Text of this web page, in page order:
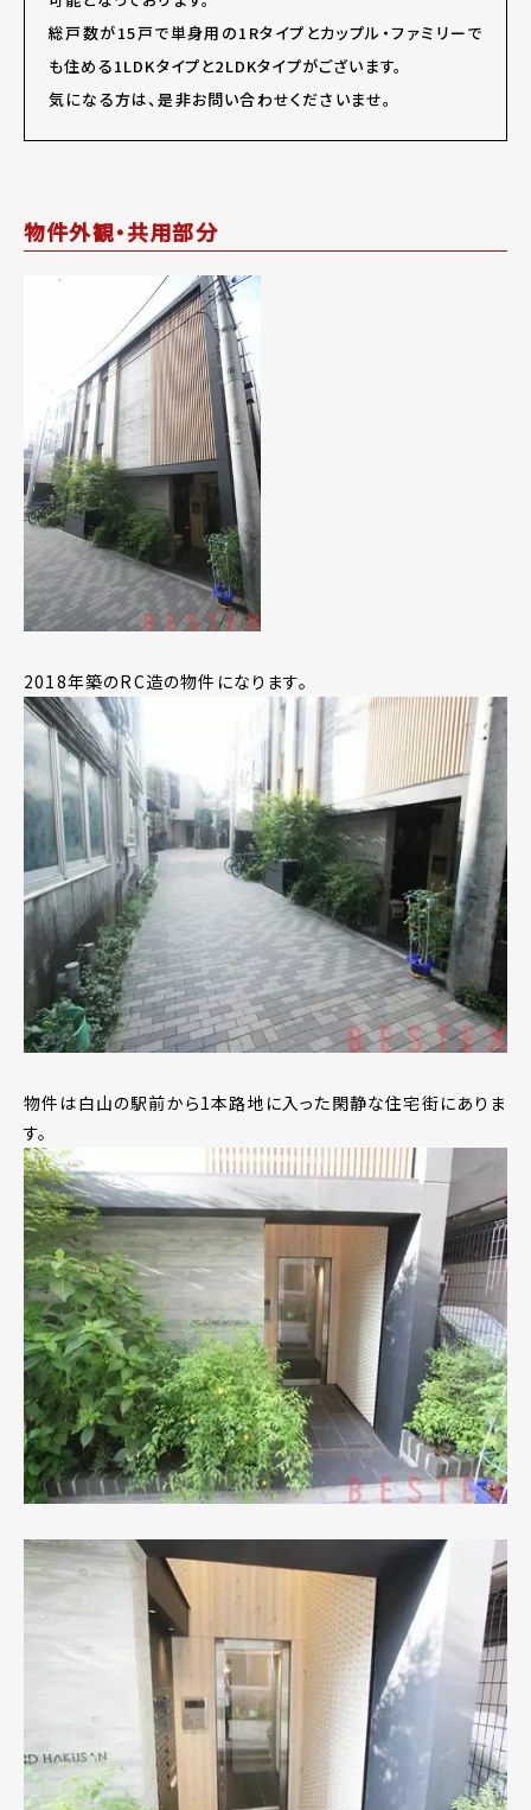
総戸数が15戸で単身用の1Rタイプとカップル・ファミリーで
も住める1LDKタイプと2LDKタイプがございます。
気になる方は、是非お問い合わせくださいませ。
物件外観・共用部分
2018年築のRC造の物件になります。
物件は白山の駅前から1本路地に入った閑静な住宅街にありま
す。